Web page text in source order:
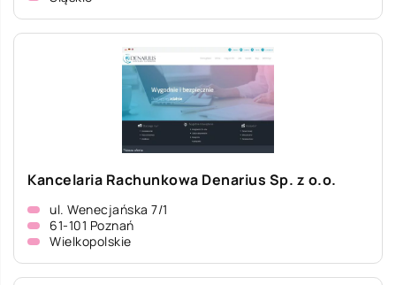
Kancelaria Rachunkowa Denarius Sp. z o.o.
ul. Wenecjańska 7/1
61-101 Poznań
Wielkopolskie